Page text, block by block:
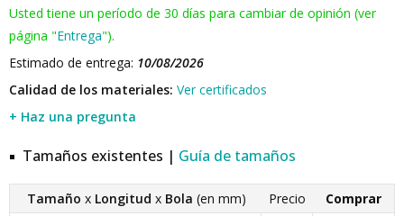
Usted tiene un período de 30 días para cambiar de opinión (ver
página "Entrega").
Estimado de entrega: 10/08/2026
Calidad de los materiales: Ver certificados
+ Haz una pregunta
Tamaños existentes | Guía de tamaños
Tamaño x Longitud x Bola (en mm) Precio Comprar